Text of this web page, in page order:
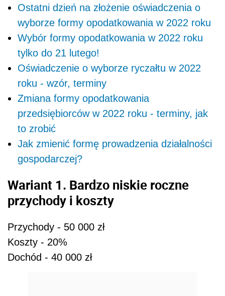
Ostatni dzień na złożenie oświadczenia o
wyborze formy opodatkowania w 2022 roku
Wybór formy opodatkowania w 2022 roku
tylko do 21 lutego!
Oświadczenie o wyborze ryczałtu w 2022
roku - wzór, terminy
Zmiana formy opodatkowania
przedsiębiorców w 2022 roku - terminy, jak
to zrobić
Jak zmienić formę prowadzenia działalności
gospodarczej?
Wariant 1. Bardzo niskie roczne
przychody i koszty
Przychody - 50 000 zł
Koszty - 20%
Dochód - 40 000 zł